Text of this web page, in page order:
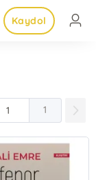
Kaydol
1